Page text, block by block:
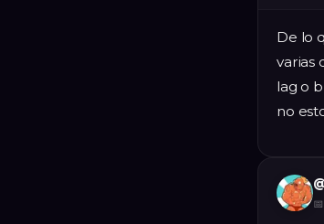
De lo
varias
lag o
no
📅